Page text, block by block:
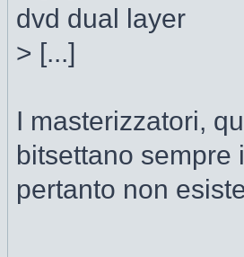
dvd dual layer
> [...]
I masterizzatori,
bitsettano sempre
pertanto non